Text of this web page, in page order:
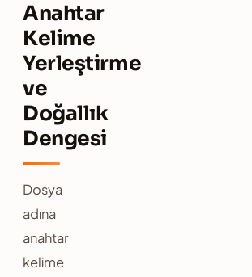
Anahtar
Kelime
Yerleştirme
ve
Doğallık
Dengesi
Dosya
adına
anahtar
kelime